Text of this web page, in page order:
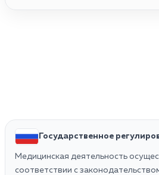
Государственное
Медицинская деятельность
соответствии с